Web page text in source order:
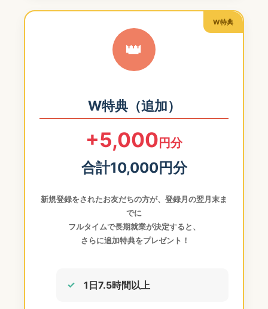
W特典
👑
W特典（追加）
+5,000 円分
合計10,000円分
新規登録をされたお友だちの方が、登録月の翌月末ま
でに
フルタイムで長期就業が決定すると、
さらに追加特典をプレゼント！
1日7.5時間以上